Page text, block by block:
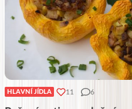
HLAVNÍ JÍDLA 11 6